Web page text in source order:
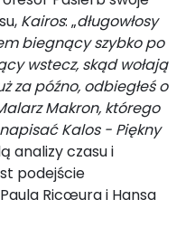
Kairos: „długowłosy
biegnący szybko po
wstecz, skąd wołają
za późno, odbiegłeś o
Makron, którego
Kalos - Piękny
czasu i
podejście
Ricœura i Hansa